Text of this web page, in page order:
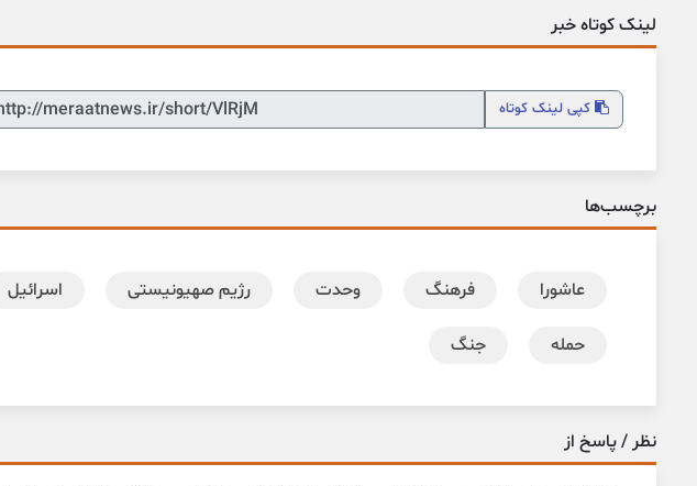
لینک کوتاه خبر
کپی لینک کوتاه
برچسب‌ها
عاشورا فرهنگ وحدت رژیم صهیونیستی اسرائیل
حمله جنگ
نظر / پاسخ از